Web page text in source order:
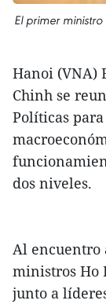
El primer
Hanoi (VNA)
Chinh se
Políticas
dos niveles.
Al encuentro
ministros Ho
junto a